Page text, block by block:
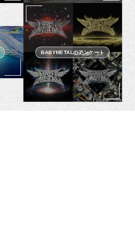
BABYMETALのアンケート